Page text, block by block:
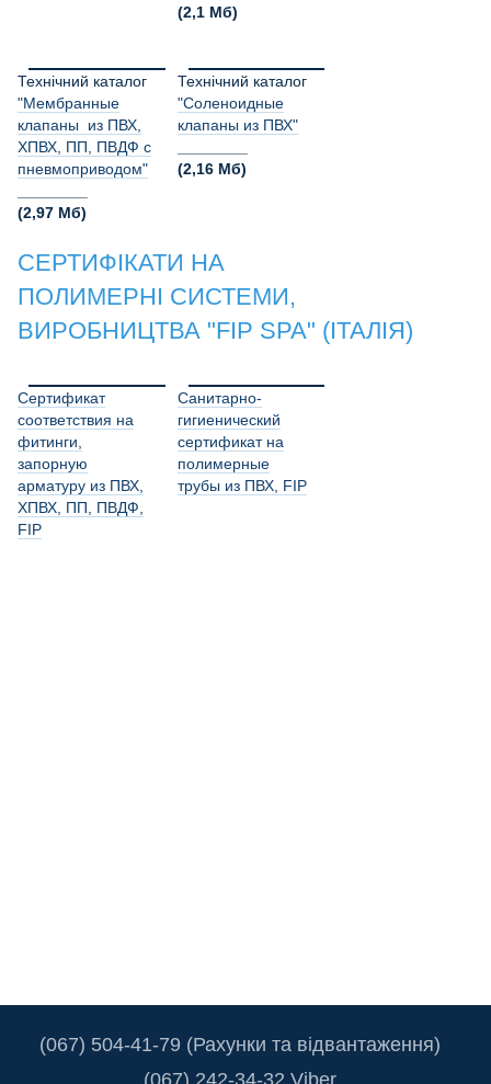
(2,1 Мб)
Технічний каталог
"Мембранные
клапаны из ПВХ,
ХПВХ, ПП, ПВДФ с
пневмоприводом"
(2,97 Мб)
Технічний каталог
"Соленоидные
клапаны из ПВХ"
(2,16 Мб)
СЕРТИФІКАТИ НА
ПОЛИМЕРНІ СИСТЕМИ,
ВИРОБНИЦТВА "FIP SPA" (ІТАЛІЯ)
Сертификат
соответствия на
фитинги,
запорную
арматуру из ПВХ,
ХПВХ, ПП, ПВДФ,
FIP
Санитарно-
гигиенический
сертификат на
полимерные
трубы из ПВХ, FIP
(067) 504-41-79 (Рахунки та відвантаження)
(067) 242-34-32 Viber